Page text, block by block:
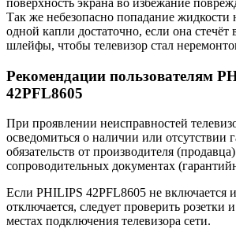
поверхность экрана во избежание
Так же небезопасно попадание жидкости
одной капли достаточно, если она стечёт
шлейфы, чтобы телевизор стал
Рекомендации пользователям
42PFL8605
При проявлении неисправностей
осведомиться о наличии или отсутствии
обязательств от производителя
сопроводительных документах
Если PHILIPS 42PFL8605 не включается
отключается, следует проверить розетки
местах подключения телевизора сети.